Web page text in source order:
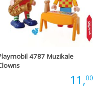
4787 Muzikale
11,00